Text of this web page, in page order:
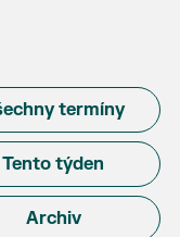
termíny
Tento týden
Archiv